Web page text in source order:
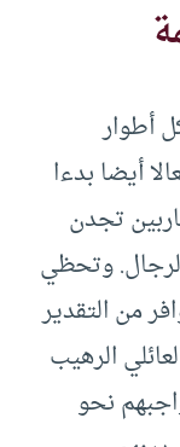
أطوار
أيضا بدءا
تجدن
وتحظي
من التقدير
الرهيب
نحو